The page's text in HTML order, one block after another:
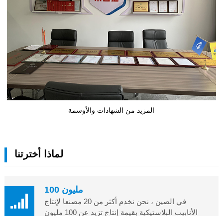
المزيد من الشهادات والأوسمة
لماذا أخترتنا
100 مليون
في الصين ، نحن نخدم أكثر من 20 مصنعا لإنتاج
الأنابيب البلاستيكية بقيمة إنتاج تزيد عن 100 مليون